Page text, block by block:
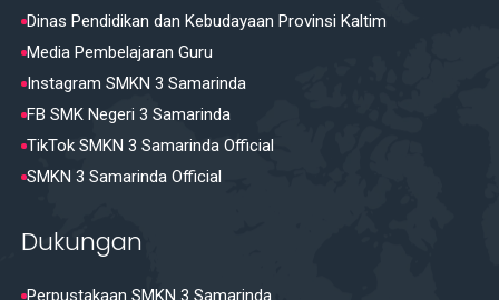
Dinas Pendidikan dan Kebudayaan Provinsi Kaltim
Media Pembelajaran Guru
Instagram SMKN 3 Samarinda
FB SMK Negeri 3 Samarinda
TikTok SMKN 3 Samarinda Official
SMKN 3 Samarinda Official
Dukungan
Perpustakaan SMKN 3 Samarinda